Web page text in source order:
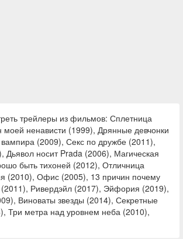
трейлеры из фильмов: Сплетница
моей ненависти (1999), Дрянные девчонки
(2009), Секс по дружбе (2011),
Дьявол носит Prada (2006), Магическая
быть тихоней (2012), Отличница
(2010), Офис (2005), 13 причин почему
Ривердэйл (2017), Эйфория (2019),
Виноваты звезды (2014), Секретные
Три метра над уровнем неба (2010),